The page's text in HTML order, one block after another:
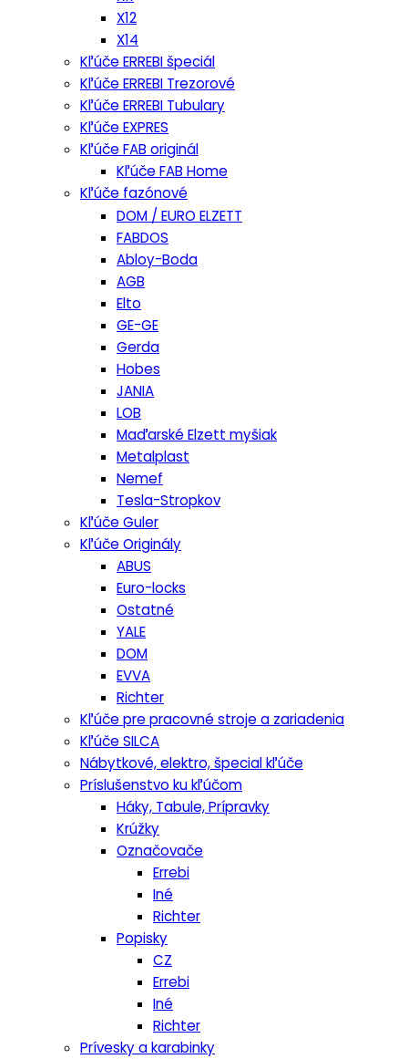
X12
X14
Kľúče ERREBI špeciál
Kľúče ERREBI Trezorové
Kľúče ERREBI Tubulary
Kľúče EXPRES
Kľúče FAB originál
Kľúče FAB Home
Kľúče fazónové
DOM / EURO ELZETT
FABDOS
Abloy-Boda
AGB
Elto
GE-GE
Gerda
Hobes
JANIA
LOB
Maďarské Elzett myšiak
Metalplast
Nemef
Tesla-Stropkov
Kľúče Guler
Kľúče Originály
ABUS
Euro-locks
Ostatné
YALE
DOM
EVVA
Richter
Kľúče pre pracovné stroje a zariadenia
Kľúče SILCA
Nábytkové, elektro, špecial kľúče
Príslušenstvo ku kľúčom
Háky, Tabule, Prípravky
Krúžky
Označovače
Errebi
Iné
Richter
Popisky
CZ
Errebi
Iné
Richter
Prívesky a karabinky